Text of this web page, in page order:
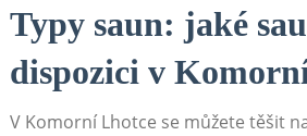
Typy saun: jaké
dispozici v
V Komorní Lhotce se můžete těšit